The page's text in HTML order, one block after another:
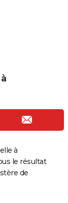
à
le résultat
de